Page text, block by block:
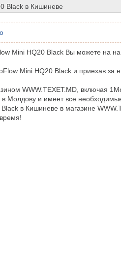
Black в Кишиневе
Mini HQ20 Black Вы можете на
Mini HQ20 Black и приехав за
WWW.TEXET.MD, включая
Молдову и имеет все
в Кишиневе в магазине